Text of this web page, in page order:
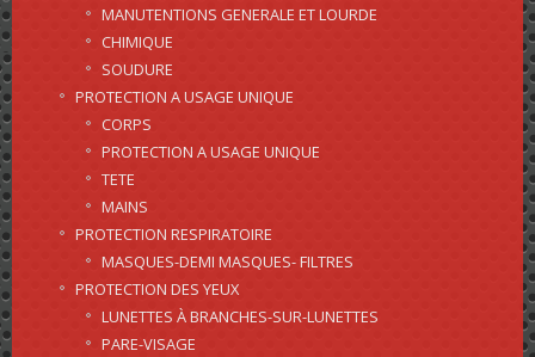
MANUTENTIONS GENERALE ET LOURDE
CHIMIQUE
SOUDURE
PROTECTION A USAGE UNIQUE
CORPS
PROTECTION A USAGE UNIQUE
TETE
MAINS
PROTECTION RESPIRATOIRE
MASQUES-DEMI MASQUES- FILTRES
PROTECTION DES YEUX
LUNETTES À BRANCHES-SUR-LUNETTES
PARE-VISAGE